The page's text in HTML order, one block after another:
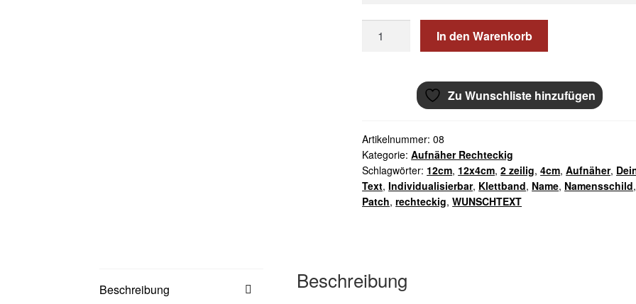
WUNSCHTEXT
Aufnäher
Menge
In den Warenkorb
Zu Wunschliste hinzufügen
Artikelnummer:08
Kategorie:Aufnäher Rechteckig
Schlagwörter: 12cm, 12x4cm,2 zeilig,4cm,Aufnäher,
Text,Individualisierbar, Klettband, Name, Namensschild,
Patch,rechteckig,WUNSCHTEXT
Beschreibung Beschreibung